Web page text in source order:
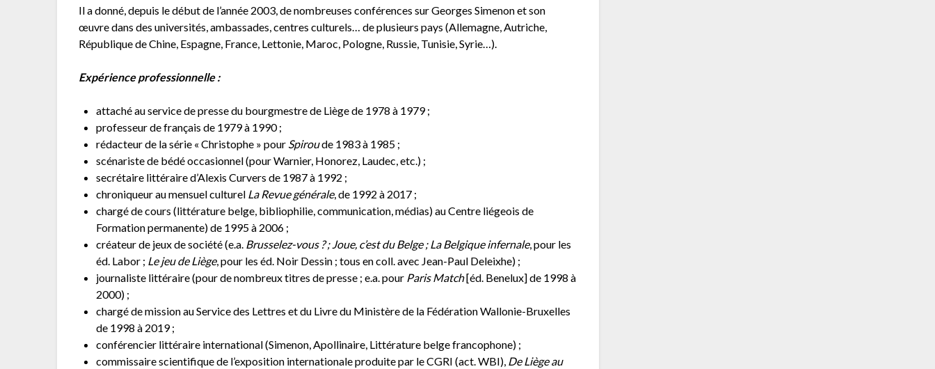
Il a donné, depuis le début de l’année 2003, de nombreuses conférences sur Georges Simenon et son
œuvre dans des universités, ambassades, centres culturels… de plusieurs pays (Allemagne, Autriche,
République de Chine, Espagne, France, Lettonie, Maroc, Pologne, Russie, Tunisie, Syrie…).
Expérience professionnelle :
attaché au service de presse du bourgmestre de Liège de 1978 à 1979 ;
professeur de français de 1979 à 1990 ;
rédacteur de la série « Christophe » pour Spiroude 1983 à 1985 ;
scénariste de bédé occasionnel (pour Warnier, Honorez, Laudec, etc.) ;
secrétaire littéraire d’Alexis Curvers de 1987 à 1992 ;
chroniqueur au mensuel culturel La Revue générale, de 1992 à 2017 ;
chargé de cours (littérature belge, bibliophilie, communication, médias) au Centre liégeois de
Formation permanente) de 1995 à 2006 ;
créateur de jeux de société (e.a. Brusselez-vous ? ; Joue, c’est du Belge ; La Belgique infernale, pour les
éd. Labor ; Le jeu de Liège, pour les éd. Noir Dessin ; tous en coll. avec Jean-Paul Deleixhe) ;
journaliste littéraire (pour de nombreux titres de presse ; e.a. pour Paris Match[éd. Benelux] de 1998 à
2000) ;
chargé de mission au Service des Lettres et du Livre du Ministère de la Fédération Wallonie-Bruxelles
de 1998 à 2019 ;
conférencier littéraire international (Simenon, Apollinaire, Littérature belge francophone) ;
commissaire scientifique de l’exposition internationale produite par le CGRI (act. WBI), De Liège au